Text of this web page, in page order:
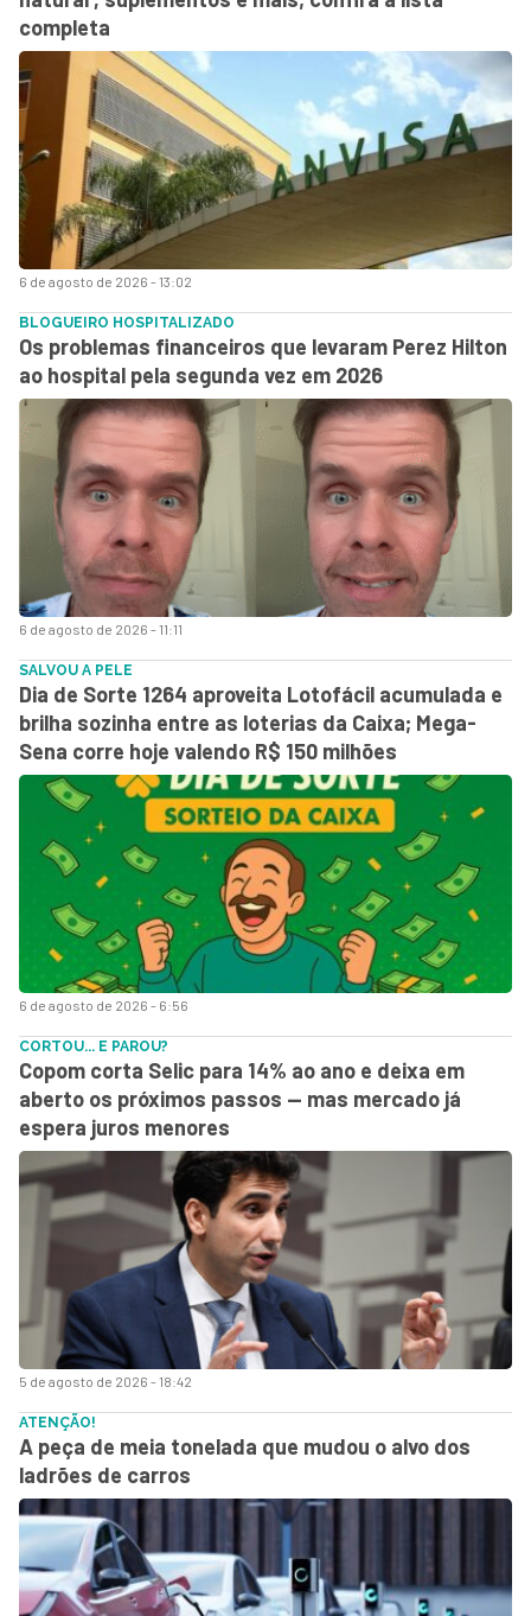
6 de agosto de 2026 - 13:02
completa
6 de agosto de 2026 - 11:11
BLOGUEIRO HOSPITALIZADO
Os problemas financeiros que levaram Perez Hilton
ao hospital pela segunda vez em 2026
6 de agosto de 2026 - 6:56
SALVOU A PELE
Dia de Sorte 1264 aproveita Lotofácil acumulada e
brilha sozinha entre as loterias da Caixa; Mega-
Sena corre hoje valendo R$ 150 milhões
5 de agosto de 2026 - 18:42
CORTOU... E PAROU?
Copom corta Selic para 14% ao ano e deixa em
aberto os próximos passos — mas mercado já
espera juros menores
ATENÇÃO!
A peça de meia tonelada que mudou o alvo dos
ladrões de carros